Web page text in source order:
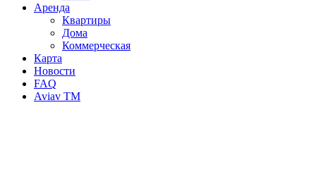
Аренда
Квартиры
Дома
Коммерческая
Карта
Новости
FAQ
Aviav TM